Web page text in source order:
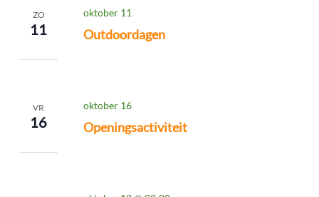
ZO
11 Outdoordagen
oktober 11
VR
16 Openingsactiviteit
oktober 16